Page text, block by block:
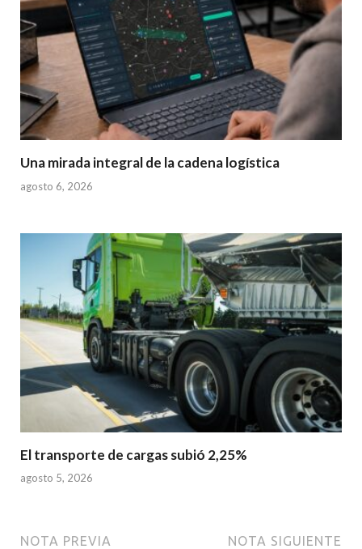
Una mirada integral de la cadena logística
agosto 6, 2026
El transporte de cargas subió 2,25%
agosto 5, 2026
NOTA PREVIA NOTA SIGUIENTE